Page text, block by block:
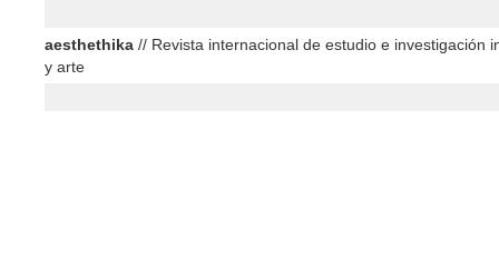
aesthethika // Revista internacional de estudio e investigación
y arte